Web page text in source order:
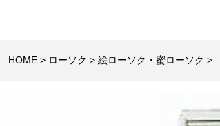
HOME ローソク 絵ローソク・蜜ローソク